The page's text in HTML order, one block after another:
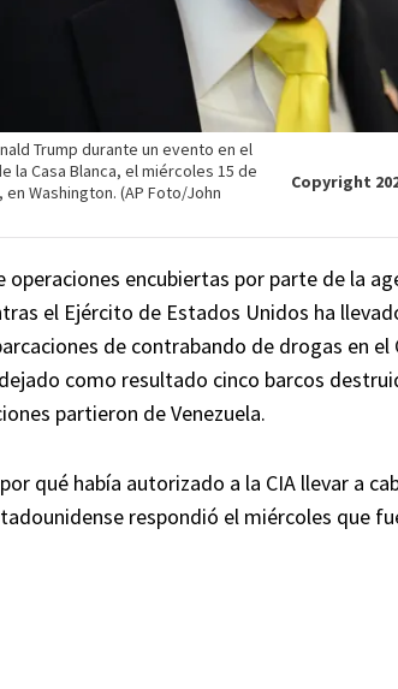
Trump durante un evento en el
la Casa Blanca, el miércoles 15 de
Washington. (AP Foto/John
Copyright
operaciones encubiertas por parte de la
el Ejército de Estados Unidos ha
de contrabando de drogas en
como resultado cinco barcos
partieron de Venezuela.
qué había autorizado a la CIA llevar a
respondió el miércoles que